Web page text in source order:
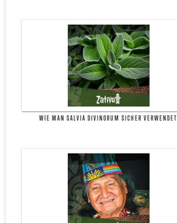
WIE MAN SALVIA DIVINORUM SICHER VERWENDET